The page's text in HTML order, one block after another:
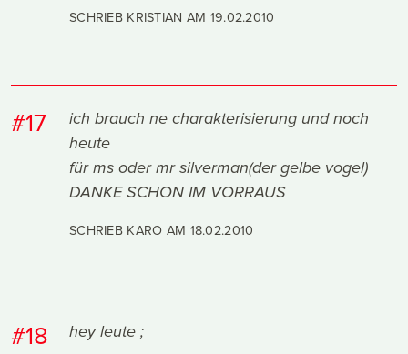
SCHRIEB KRISTIAN AM 19.02.2010
#17
ich brauch ne charakterisierung und noch
heute
für ms oder mr silverman(der gelbe vogel)
DANKE SCHON IM VORRAUS
SCHRIEB KARO AM 18.02.2010
#18
hey leute ;